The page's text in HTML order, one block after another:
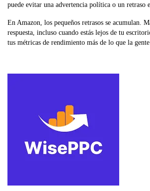
puede evitar una advertencia política o un retraso
En Amazon, los pequeños retrasos se acumulan.
respuesta, incluso cuando estás lejos de tu
tus métricas de rendimiento más de lo que la